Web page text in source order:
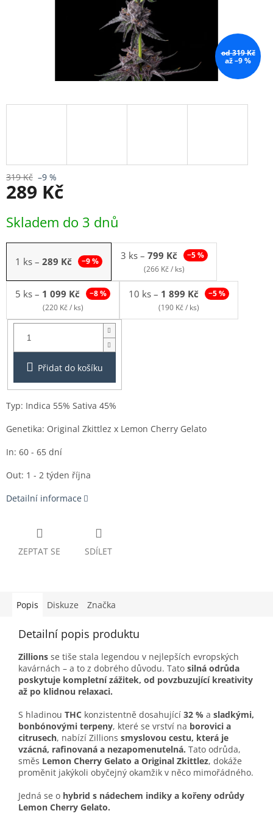
od 319 Kč
až –9 %
319 Kč –9 %
289 Kč
cena:
Skladem do 3 dnů
1 ks – 289 Kč −9 % 3 ks – 799 Kč
−5 %
(266 Kč / ks)
5 ks – 1 099 Kč
−8 %
(220 Kč / ks)
10 ks – 1 899 Kč
−5 %
(190 Kč / ks)
Balení:
Přidat do košíku
Typ: Indica 55% Sativa 45%
Genetika: Original Zkittlez x Lemon Cherry Gelato
In: 60 - 65 dní
Out: 1 - 2 týden října
Detailní informace
ZEPTAT SE SDÍLET
Popis Diskuze Značka
Detailní popis produktu
Zillions se tiše stala legendou v nejlepších evropských
kavárnách – a to z dobrého důvodu. Tato silná odrůda
poskytuje kompletní zážitek, od povzbuzující kreativity
až po klidnou relaxaci.
S hladinou THC konzistentně dosahující 32 % a sladkými,
bonbónovými terpeny, které se vrství na borovici a
citrusech, nabízí Zillions smyslovou cestu, která je
vzácná, rafinovaná a nezapomenutelná. Tato odrůda,
směs Lemon Cherry Gelato a Original Zkittlez, dokáže
proměnit jakýkoli obyčejný okamžik v něco mimořádného.
Jedná se o hybrid s nádechem indiky a kořeny odrůdy
Lemon Cherry Gelato.